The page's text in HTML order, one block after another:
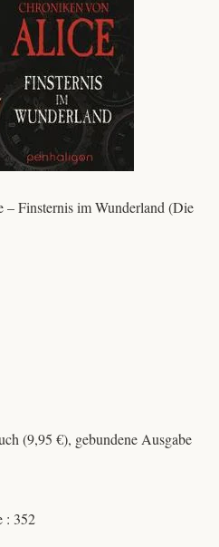
Finsternis im Wunderland (Die
(9,95 €), gebundene Ausgabe
: 352